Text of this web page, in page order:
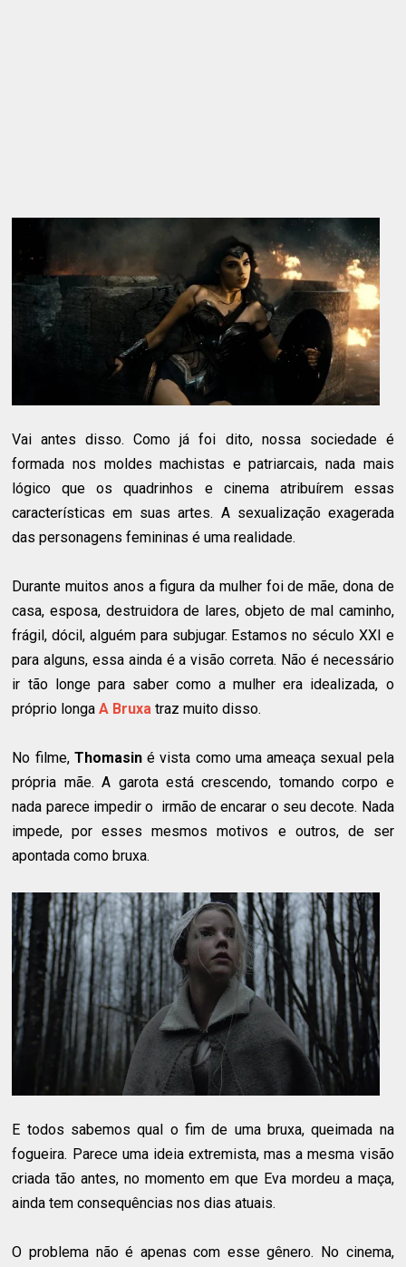
Vai antes disso. Como já foi dito, nossa sociedade é
formada nos moldes machistas e patriarcais, nada mais
lógico que os quadrinhos e cinema atribuírem essas
características em suas artes. A sexualização exagerada
das personagens femininas é uma realidade.
Durante muitos anos a figura da mulher foi de mãe, dona de
casa, esposa, destruidora de lares, objeto de mal caminho,
frágil, dócil, alguém para subjugar. Estamos no século XXI e
para alguns, essa ainda é a visão correta. Não é necessário
ir tão longe para saber como a mulher era idealizada, o
próprio longaA Bruxa traz muito disso.
No filme, Thomasiné vista como uma ameaça sexual pela
própria mãe. A garota está crescendo, tomando corpo e
nada parece impedir o irmão de encarar o seu decote. Nada
impede, por esses mesmos motivos e outros, de ser
apontada como bruxa.
E todos sabemos qual o fim de uma bruxa, queimada na
fogueira. Parece uma ideia extremista, mas a mesma visão
criada tão antes, no momento em que Eva mordeu a maça,
ainda tem consequências nos dias atuais.
O problema não é apenas com esse gênero. No cinema,